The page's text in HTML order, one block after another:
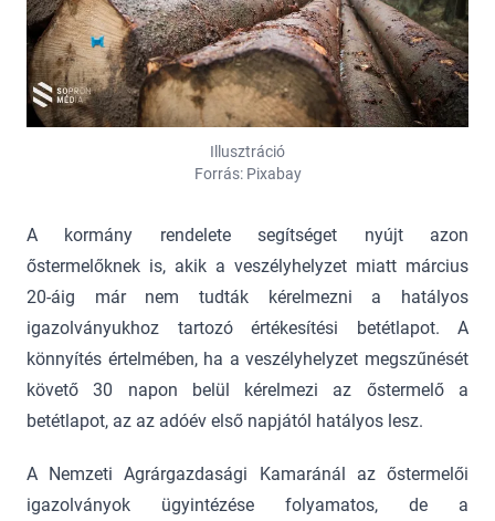
Illusztráció
Forrás: Pixabay
A kormány rendelete segítséget nyújt azon
őstermelőknek is, akik a veszélyhelyzet miatt március
20-áig már nem tudták kérelmezni a hatályos
igazolványukhoz tartozó értékesítési betétlapot. A
könnyítés értelmében, ha a veszélyhelyzet megszűnését
követő 30 napon belül kérelmezi az őstermelő a
betétlapot, az az adóév első napjától hatályos lesz.
A Nemzeti Agrárgazdasági Kamaránál az őstermelői
igazolványok ügyintézése folyamatos, de a